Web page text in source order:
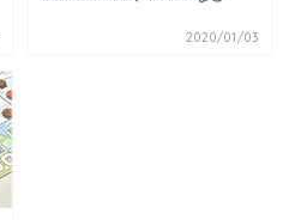
2020/01/03